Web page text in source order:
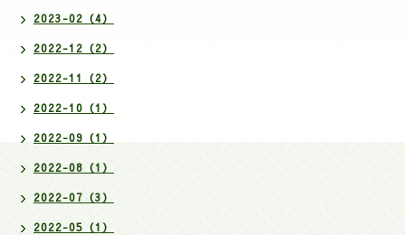
2023-02（4）
2022-12（2）
2022-11（2）
2022-10（1）
2022-09（1）
2022-08（1）
2022-07（3）
2022-05（1）